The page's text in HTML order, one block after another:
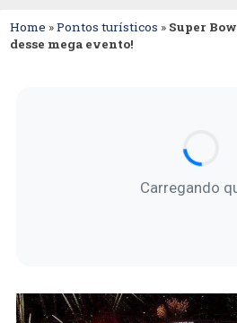
Home »Pontos turísticos » Super
desse mega evento!
Carregando